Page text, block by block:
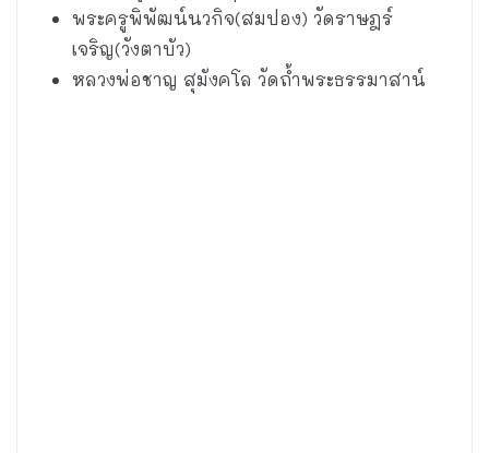
พระครูพิพัฒน์นวกิจ(สมปอง) วัดราษฎร์
เจริญ(วังตาบัว)
หลวงพ่อชาญ สุมังคโล วัดถ้ำพระธรรมาสาน์